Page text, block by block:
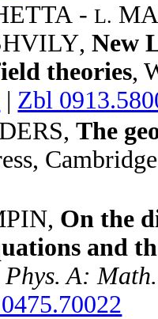
-L.
,New
theories,
| Zbl
,The
,
, On the
and
Phys. A: